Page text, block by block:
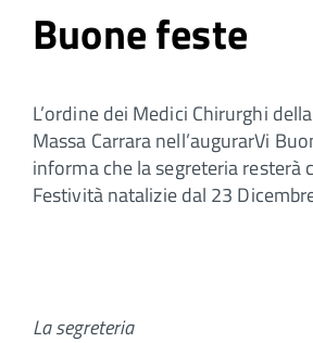
Buone feste
L’ordine dei Medici Chirurghi
Massa Carrara nell’augurarVi
informa che la segreteria resterà
Festività natalizie dal 23
La segreteria